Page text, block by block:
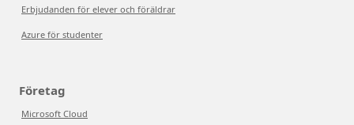
Erbjudanden för elever och föräldrar
Azure för studenter
Företag
Microsoft Cloud